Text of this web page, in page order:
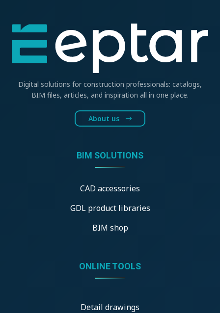
Digital solutions for construction professionals: catalogs,
BIM files, articles, and inspiration all in one place.
About us
BIM SOLUTIONS
CAD accessories
GDL product libraries
BIM shop
ONLINE TOOLS
Detail drawings